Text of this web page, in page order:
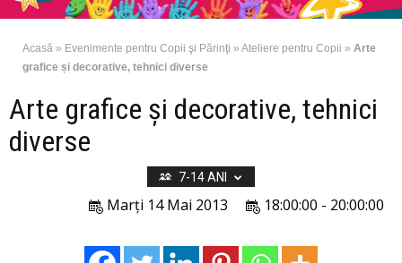
Acasă » Evenimente pentru Copii şi Părinţi » Ateliere pentru Copii » Arte
grafice și decorative, tehnici diverse
Arte grafice și decorative, tehnici
diverse
7-14 ANI
18:00:00 - 20:00:00
Marți 14 Mai 2013